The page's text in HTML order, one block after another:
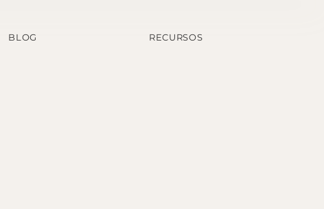
BLOG RECURSOS